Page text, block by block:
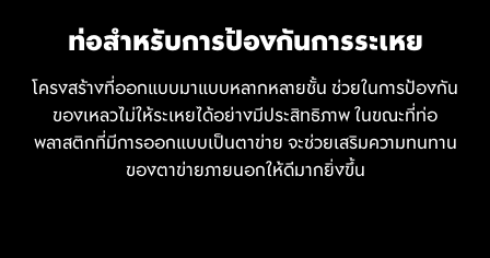
ท่อสำหรับการป้องกันการระเหย
โครงสร้างที่ออกแบบมาแบบหลากหลายชั้น ช่วยในการป้องกัน
ของเหลวไม่ให้ระเหยได้อย่างมีประสิทธิภาพ ในขณะที่ท่อ
พลาสติกที่มีการออกแบบเป็นตาข่าย จะช่วยเสริมความทนทาน
ของตาข่ายภายนอกให้ดีมากยิ่งขึ้น